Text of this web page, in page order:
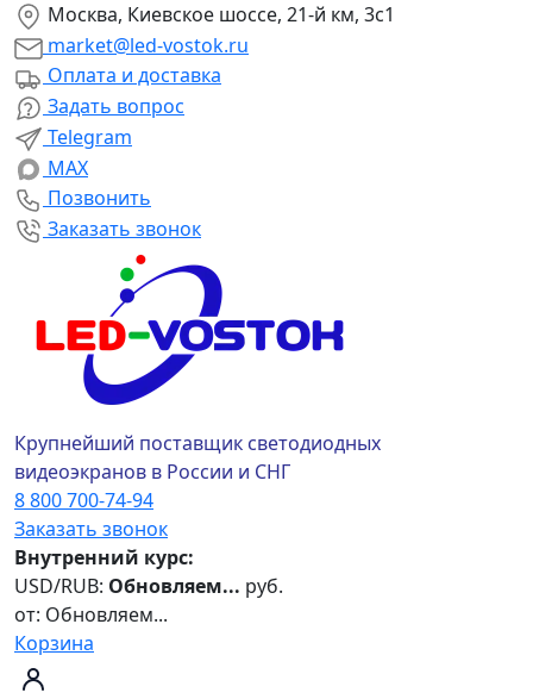
Москва, Киевское шоссе, 21-й км, 3с1
market@led-vostok.ru
Оплата и доставка
Задать вопрос
Telegram
MAX
Позвонить
Заказать звонок
Крупнейший поставщик светодиодных
видеоэкранов в России и СНГ
8 800 700-74-94
Заказать звонок
Внутренний курс:
USD/RUB: Обновляем... руб.
от: Обновляем...
Корзина